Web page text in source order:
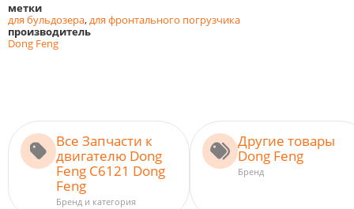
метки
для бульдозера,для фронтального погрузчика
производитель
Dong Feng
Все Запчасти к
двигателю Dong
Feng C6121 Dong
Feng
Бренд и категория
Другие товары
Dong Feng
Бренд